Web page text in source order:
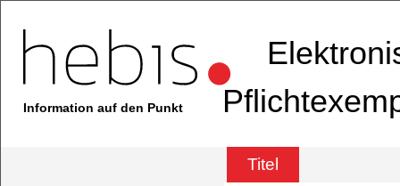
Information auf den Punkt
Titel